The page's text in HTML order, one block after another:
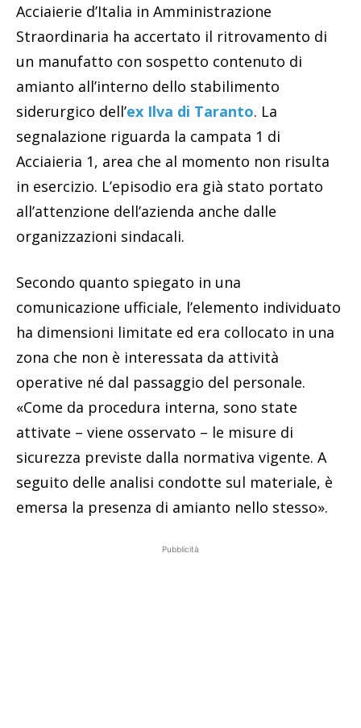
Acciaierie d’Italia in Amministrazione
Straordinaria ha accertato il ritrovamento di
un manufatto con sospetto contenuto di
amianto all’interno dello stabilimento
siderurgico dell’ex Ilva di Taranto. La
segnalazione riguarda la campata 1 di
Acciaieria 1, area che al momento non risulta
in esercizio. L’episodio era già stato portato
all’attenzione dell’azienda anche dalle
organizzazioni sindacali.
Secondo quanto spiegato in una
comunicazione ufficiale, l’elemento individuato
ha dimensioni limitate ed era collocato in una
zona che non è interessata da attività
operative né dal passaggio del personale.
«Come da procedura interna, sono state
attivate – viene osservato – le misure di
sicurezza previste dalla normativa vigente. A
seguito delle analisi condotte sul materiale, è
emersa la presenza di amianto nello stesso».
Pubblicità